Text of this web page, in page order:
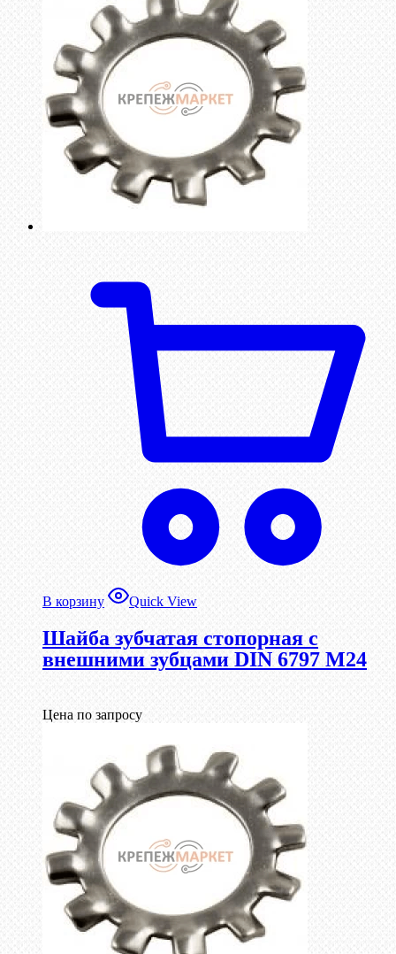
В корзину Quick View
Шайба зубчатая стопорная с
внешними зубцами DIN 6797 М24
Цена по запросу